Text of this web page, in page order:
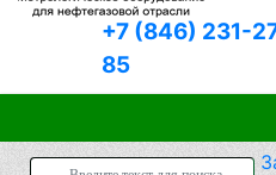
+7 (846) 231-
85